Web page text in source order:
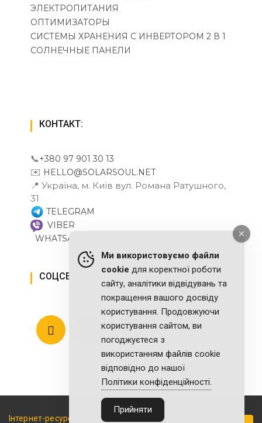
ЭЛЕКТРОПИТАНИЯ
ОПТИМИЗАТОРЫ
СИСТЕМЫ ХРАНЕНИЯ С ИНВЕРТОРОМ 2 В 1
СОЛНЕЧНЫЕ ПАНЕЛИ
КОНТАКТ:
📞+380 97 901 30 13
✉️ HELLO@SOLARSOUL.NET
📍 Україна, м. Київ вул. Романа Ратушного,
31
TELEGRAM
VIBER
WHATSAPP
СОЦСЕТИ
Інтернет-ресурс про енергозберігаючі технології 2011 - 2026 -
Ми використовуємо файли
cookie для коректної роботи
сайту, аналітики відвідувань та
покращення вашого досвіду
користування. Продовжуючи
користування сайтом, ви
погоджуєтеся з
використанням файлів cookie
відповідно до нашої
Політики конфіденційності.
Прийняти